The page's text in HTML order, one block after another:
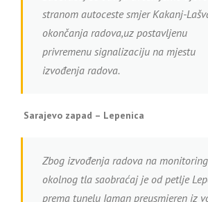
stranom autoceste smjer Kakanj-
okončanja radova,uz postavljenu
privremenu signalizaciju na mjestu
izvođenja radova.
Sarajevo zapad – Lepenica
Zbog izvođenja radova na
okolnog tla saobraćaj je od petlje
prema tunelu Igman preusmjeren iz